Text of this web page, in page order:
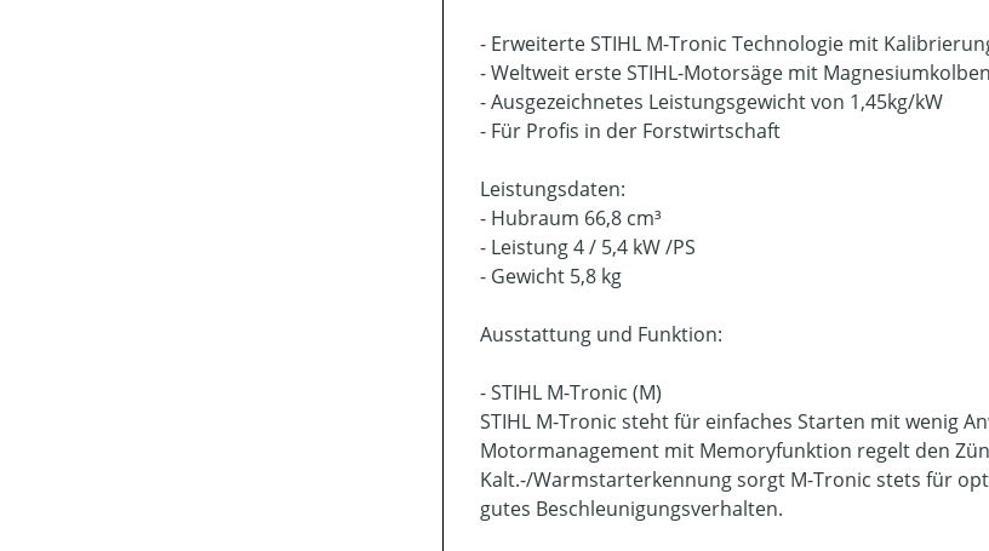
- Erweiterte STIHL M-Tronic Technologie mit
- Weltweit erste STIHL-Motorsäge mit Magnesiumkolben
- Ausgezeichnetes Leistungsgewicht von 1,45kg/kW
- Für Profis in der Forstwirtschaft
Leistungsdaten:
- Hubraum 66,8 cm³
- Leistung 4 / 5,4 kW /PS
- Gewicht 5,8 kg
Ausstattung und Funktion:
- STIHL M-Tronic (M)
STIHL M-Tronic steht für einfaches Starten mit wenig
Motormanagement mit Memoryfunktion regelt den
Kalt.-/Warmstarterkennung sorgt M-Tronic stets für
gutes Beschleunigungsverhalten.